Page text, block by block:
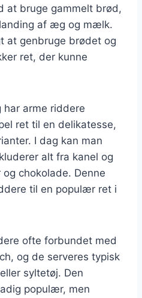
at bruge gammelt brød,
af æg og mælk.
at genbruge brødet og
ret, der kunne
arme riddere
ret til en delikatesse,
I dag kan man
alt fra kanel og
chokolade. Denne
til en populær ret i
ofte forbundet med
og de serveres typisk
syltetøj. Den
populær, men